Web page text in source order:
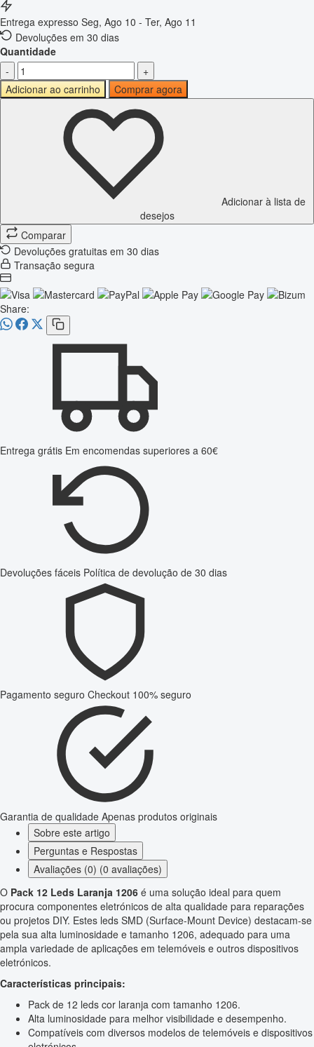
Entrega expresso Seg, Ago 10 - Ter, Ago 11
Devoluções em 30 dias
Quantidade
-
+
Adicionar ao carrinho
Comprar agora
Adicionar à lista de
desejos
Comparar
Devoluções gratuitas em 30 dias
Transação segura
Share:
Entrega grátis Em encomendas superiores a 60€
Devoluções fáceis Política de devolução de 30 dias
Pagamento seguro Checkout 100% seguro
Garantia de qualidade Apenas produtos originais
Sobre este artigo
Perguntas e Respostas
Avaliações (0) (0 avaliações)
O Pack 12 Leds Laranja 1206 é uma solução ideal para quem
procura componentes eletrónicos de alta qualidade para reparações
ou projetos DIY. Estes leds SMD (Surface-Mount Device) destacam-se
pela sua alta luminosidade e tamanho 1206, adequado para uma
ampla variedade de aplicações em telemóveis e outros dispositivos
eletrónicos.
Características principais:
Pack de 12 leds cor laranja com tamanho 1206.
Alta luminosidade para melhor visibilidade e desempenho.
Compatíveis com diversos modelos de telemóveis e dispositivos